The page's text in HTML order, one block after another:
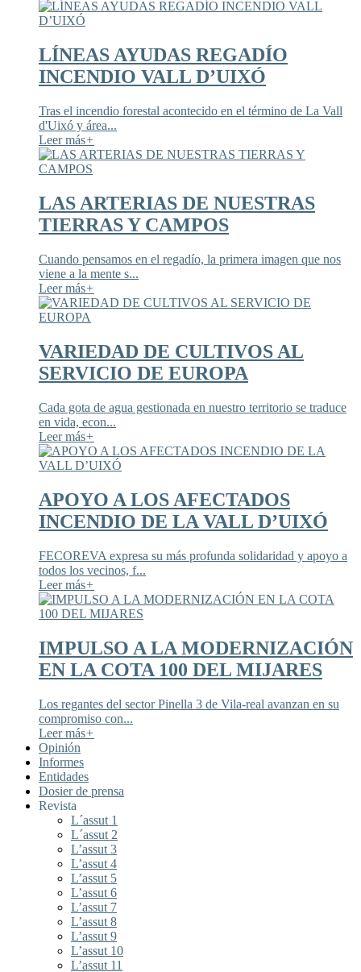
LÍNEAS AYUDAS REGADÍO
INCENDIO VALL D’UIXÓ
Tras el incendio forestal acontecido en el término de La Vall
d'Uixó y área...
Leer más+
LAS ARTERIAS DE NUESTRAS
TIERRAS Y CAMPOS
Cuando pensamos en el regadío, la primera imagen que nos
viene a la mente s...
Leer más+
VARIEDAD DE CULTIVOS AL
SERVICIO DE EUROPA
Cada gota de agua gestionada en nuestro territorio se traduce
en vida, econ...
Leer más+
APOYO A LOS AFECTADOS
INCENDIO DE LA VALL D’UIXÓ
FECOREVA expresa su más profunda solidaridad y apoyo a
todos los vecinos, f...
Leer más+
IMPULSO A LA MODERNIZACIÓN
EN LA COTA 100 DEL MIJARES
Los regantes del sector Pinella 3 de Vila-real avanzan en su
compromiso con...
Leer más+
Opinión
Informes
Entidades
Dosier de prensa
Revista
L´assut 1
L´assut 2
L’assut 3
L’assut 4
L’assut 5
L’assut 6
L’assut 7
L’assut 8
L’assut 9
L’assut 10
L’assut 11